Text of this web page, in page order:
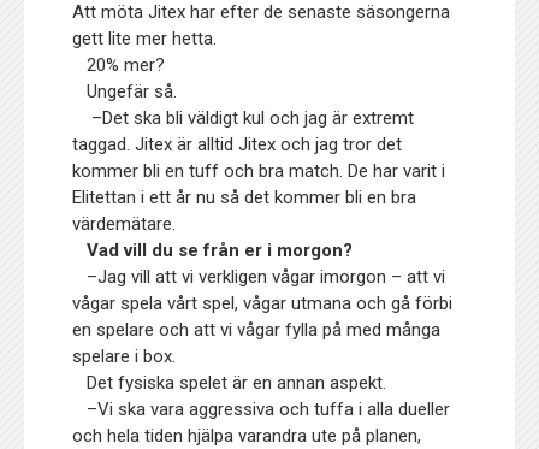
Att möta Jitex har efter de senaste säsongerna
gett lite mer hetta.
20% mer?
Ungefär så.
–Det ska bli väldigt kul och jag är extremt
taggad. Jitex är alltid Jitex och jag tror det
kommer bli en tuff och bra match. De har varit i
Elitettan i ett år nu så det kommer bli en bra
värdemätare.
Vad vill du se från er i morgon?
–Jag vill att vi verkligen vågar imorgon – att vi
vågar spela vårt spel, vågar utmana och gå förbi
en spelare och att vi vågar fylla på med många
spelare i box.
Det fysiska spelet är en annan aspekt.
–Vi ska vara aggressiva och tuffa i alla dueller
och hela tiden hjälpa varandra ute på planen,